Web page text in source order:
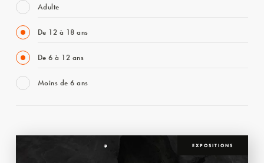
Adulte
De 12 à 18 ans
De 6 à 12 ans
Moins de 6 ans
EXPOSITIONS